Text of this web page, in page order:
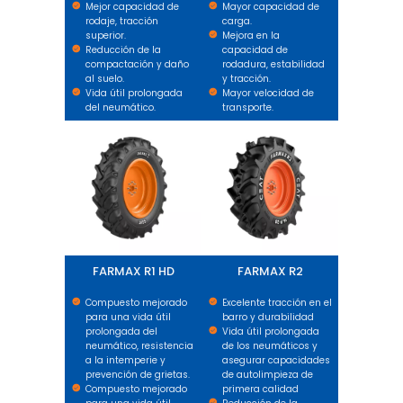
Mejor capacidad de
rodaje, tracción
superior.
Reducción de la
compactación y daño
al suelo.
Vida útil prolongada
del neumático.
Mayor capacidad de
carga.
Mejora en la
capacidad de
rodadura, estabilidad
y tracción.
Mayor velocidad de
transporte.
FARMAX R1 HD
Compuesto mejorado
para una vida útil
prolongada del
neumático, resistencia
a la intemperie y
prevención de grietas.
Compuesto mejorado
FARMAX R2
Excelente tracción en el
barro y durabilidad
Vida útil prolongada
de los neumáticos y
asegurar capacidades
de autolimpieza de
primera calidad